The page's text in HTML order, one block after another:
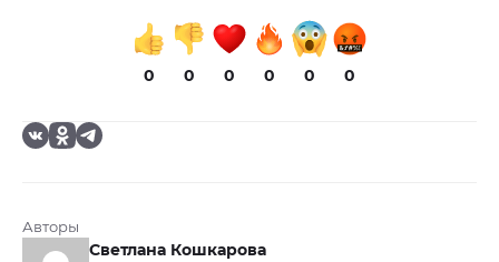
0 0 0 0 0 0
Авторы
Светлана Кошкарова